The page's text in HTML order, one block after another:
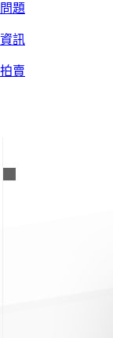
題
訊
賣